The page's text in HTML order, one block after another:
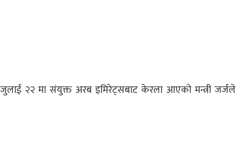
२२ मा संयुक्त अरब इमिरेट्सबाट केरला आएको मन्त्री जर्जले